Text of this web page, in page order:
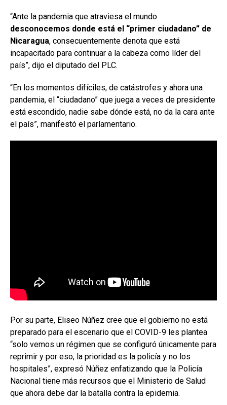
“Ante la pandemia que atraviesa el mundo
desconocemos donde está el “primer ciudadano” de
Nicaragua, consecuentemente denota que está
incapacitado para continuar a la cabeza como líder del
país”, dijo el diputado del PLC.
“En los momentos difíciles, de catástrofes y ahora una
pandemia, el “ciudadano” que juega a veces de presidente
está escondido, nadie sabe dónde está, no da la cara ante
el país”, manifestó el parlamentario.
Por su parte, Eliseo Núñez cree que el gobierno no está
preparado para el escenario que el COVID-9 les plantea
“solo vemos un régimen que se configuró únicamente para
reprimir y por eso, la prioridad es la policía y no los
hospitales”, expresó Núñez enfatizando que la Policía
Nacional tiene más recursos que el Ministerio de Salud
que ahora debe dar la batalla contra la epidemia.